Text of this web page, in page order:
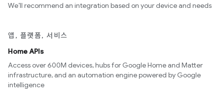
We’ll recommend an integration based on your device and needs
앱, 플랫폼, 서비스
Home APIs
Access over 600M devices, hubs for Google Home and Matter
infrastructure, and an automation engine powered by Google
intelligence